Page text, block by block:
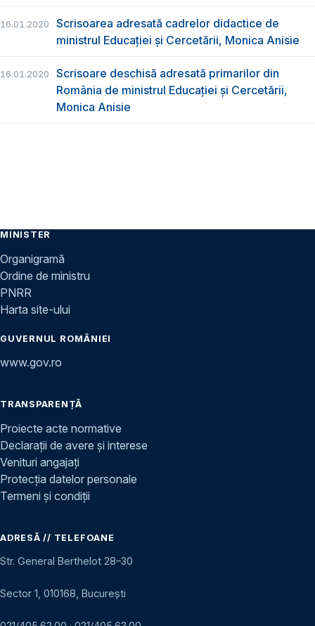
16.01.2020
Scrisoarea adresată cadrelor didactice de
ministrul Educației și Cercetării, Monica Anisie
16.01.2020
Scrisoare deschisă adresată primarilor din
România de ministrul Educației și Cercetării,
Monica Anisie
MINISTER
Organigramă
Ordine de ministru
PNRR
Harta site-ului
GUVERNUL ROMÂNIEI
www.gov.ro
TRANSPARENȚĂ
Proiecte acte normative
Declarații de avere și interese
Venituri angajați
Protecția datelor personale
Termeni și condiții
ADRESĂ // TELEFOANE
Str. General Berthelot 28–30
Sector 1, 010168, București